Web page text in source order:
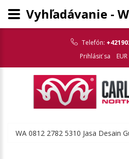
Telefón:
Prihlásiť sa
EUR